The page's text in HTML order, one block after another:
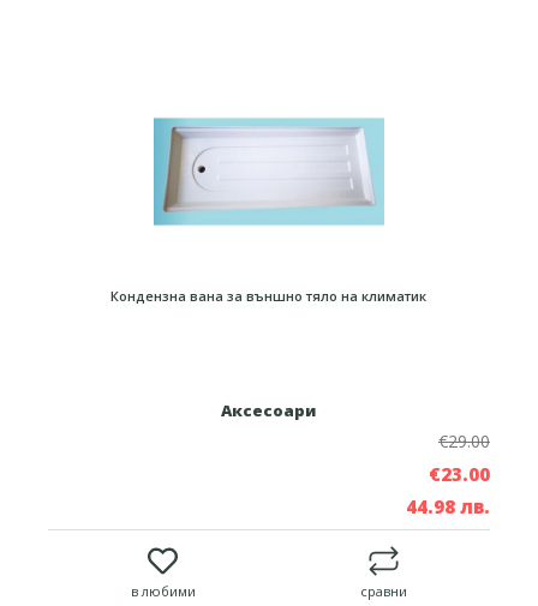
Кондензна вана за външно тяло на климатик
Аксесоари
€29.00
€23.00
44.98 лв.
в любими сравни